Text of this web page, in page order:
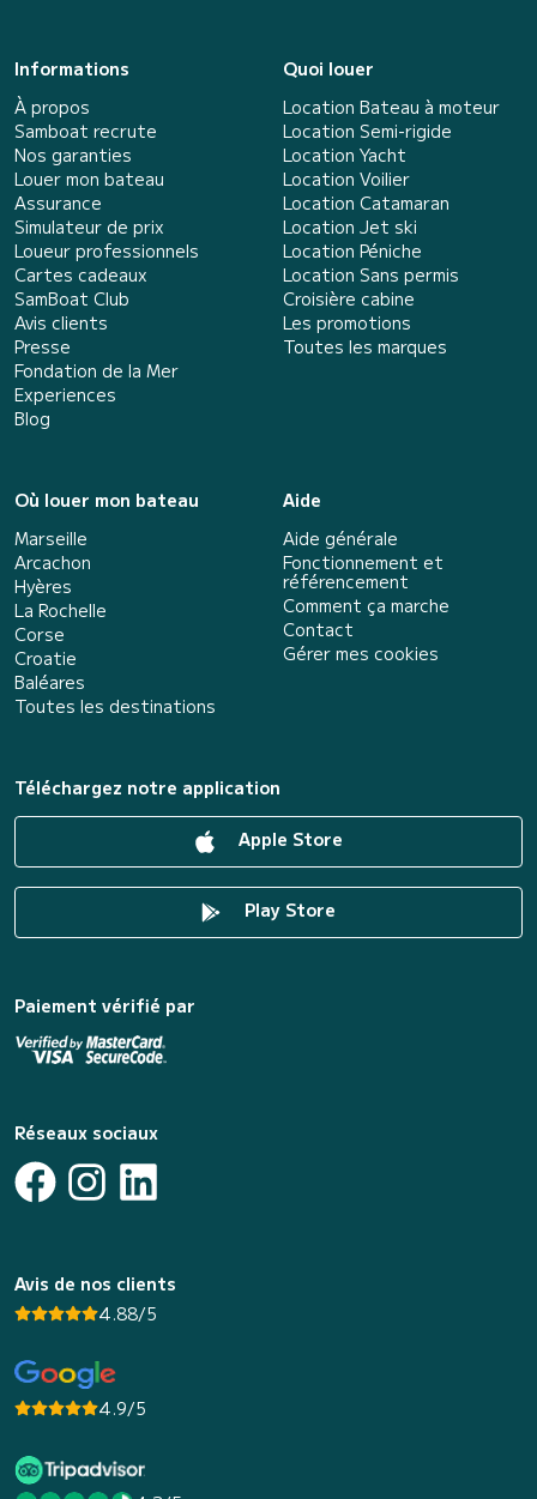
Informations
À propos
Samboat recrute
Nos garanties
Louer mon bateau
Assurance
Simulateur de prix
Loueur professionnels
Cartes cadeaux
SamBoat Club
Avis clients
Presse
Fondation de la Mer
Experiences
Blog
Quoi louer
Location Bateau à moteur
Location Semi-rigide
Location Yacht
Location Voilier
Location Catamaran
Location Jet ski
Location Péniche
Location Sans permis
Croisière cabine
Les promotions
Toutes les marques
Où louer mon bateau
Marseille
Arcachon
Hyères
La Rochelle
Corse
Croatie
Baléares
Toutes les destinations
Aide
Aide générale
Fonctionnement et
référencement
Comment ça marche
Contact
Gérer mes cookies
Téléchargez notre application
Apple Store
Play Store
Paiement vérifié par
Réseaux sociaux
Avis de nos clients
4.88/5
4.9/5